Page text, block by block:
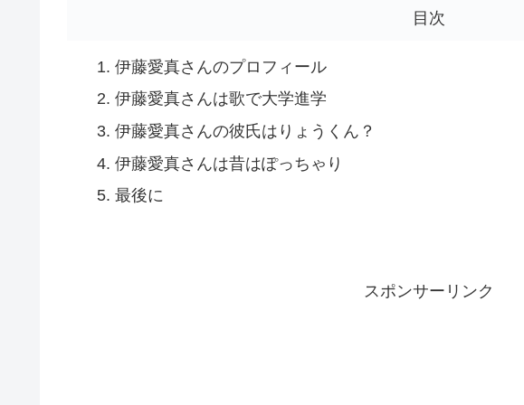
目次
伊藤愛真さんのプロフィール
伊藤愛真さんは歌で大学進学
伊藤愛真さんの彼氏はりょうくん？
伊藤愛真さんは昔はぽっちゃり
最後に
スポンサーリンク